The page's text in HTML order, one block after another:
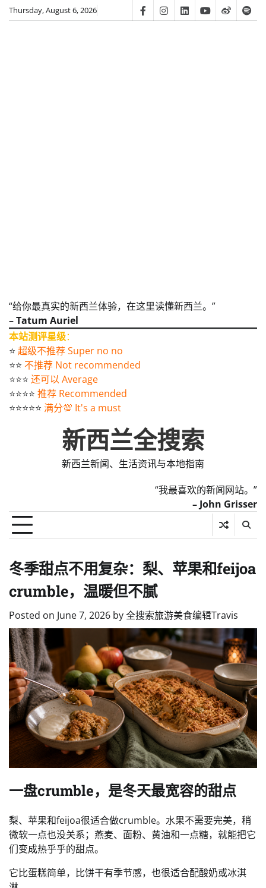
SkipThursday, August 6, 2026 FacebookInstagram
LinkedinYoutube
Weibo
“给你最真实的新西兰体验，在这里读懂新西兰。”
– Tatum Auriel
本站测评星级：
⭐️ 超级不推荐 Super no no
⭐️⭐️ 不推荐 Not recommended
⭐️⭐️⭐️ 还可以 Average
⭐️⭐️⭐️⭐️ 推荐 Recommended
⭐️⭐️⭐️⭐️⭐️ 满分💯 It's a must
新西兰全搜索
新西兰新闻、生活资讯与本地指南
“我最喜欢的新闻网站。”
– John Grisser
冬季甜点不用复杂：梨、苹果和feijoa
crumble，温暖但不腻
Posted on June 7, 2026 by全搜索旅游美食编辑Travis
一盘crumble，是冬天最宽容的甜点
梨、苹果和feijoa很适合做crumble。水果不需要完美，稍
微软一点也没关系；燕麦、面粉、黄油和一点糖，就能把它
们变成热乎乎的甜点。
它比蛋糕简单，比饼干有季节感，也很适合配酸奶或冰淇